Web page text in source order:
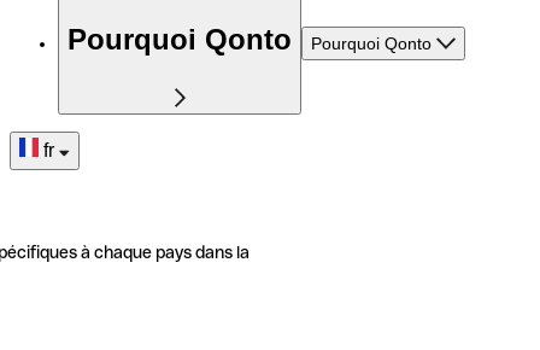
Pourquoi Qonto Pourquoi Qonto
fr
à chaque pays dans la